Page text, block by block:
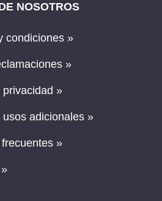
NOSOTROS
condiciones »
»
»
adicionales »
»